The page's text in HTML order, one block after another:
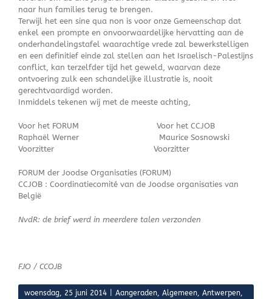
naar hun families terug te brengen.
Terwijl het een sine qua non is voor onze Gemeenschap dat
enkel een prompte en onvoorwaardelijke hervatting aan de
onderhandelingstafel waarachtige vrede zal bewerkstelligen
en een definitief einde zal stellen aan het Israelisch-Palestijns
conflict, kan terzelfder tijd het geweld, waarvan deze
ontvoering zulk een schandelijke illustratie is, nooit
gerechtvaardigd worden.
Inmiddels tekenen wij met de meeste achting,
Voor het FORUM Voor het CCJOB
Raphaël Werner Maurice Sosnowski
Voorzitter Voorzitter
FORUM der Joodse Organisaties (FORUM)
CCJOB : Coordinatiecomité van de Joodse organisaties van
België
NvdR: de brief werd in meerdere talen verzonden
FJO / CCOJB
woensdag, 25 juni 2014 Aangeraden, Algemeen, Antwerpen,